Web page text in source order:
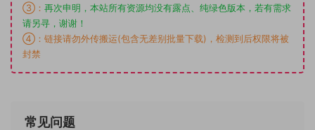
③： 再次申明，本站所有资源均没有露点、纯绿色版本，若有需求
请另寻，谢谢！
④：链接请勿外传搬运(包含无差别批量下载)，检测到后权限将被
封禁
常见问题